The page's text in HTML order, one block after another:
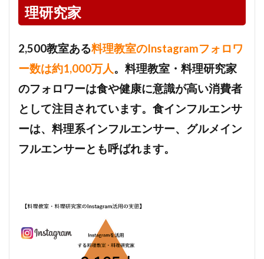
理研究家
2,500教室ある料理教室のInstagramフォロワ
ー数は約1,000万人 。料理教室・料理研究家
のフォロワーは食や健康に意識が高い消費者
として注目されています。食インフルエンサ
ーは、料理系インフルエンサー、グルメイン
フルエンサーとも呼ばれます。